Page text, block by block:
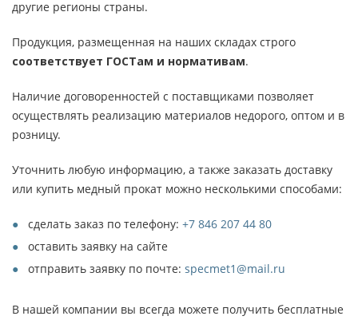
другие регионы страны.
Продукция, размещенная на наших складах строго
соответствует ГОСТам и нормативам.
Наличие договоренностей с поставщиками позволяет
осуществлять реализацию материалов недорого, оптом и в
розницу.
Уточнить любую информацию, а также заказать доставку
или купить медный прокат можно несколькими способами:
сделать заказ по телефону: +7 846 207 44 80
оставить заявку на сайте
отправить заявку по почте: specmet1@mail.ru
В нашей компании вы всегда можете получить бесплатные